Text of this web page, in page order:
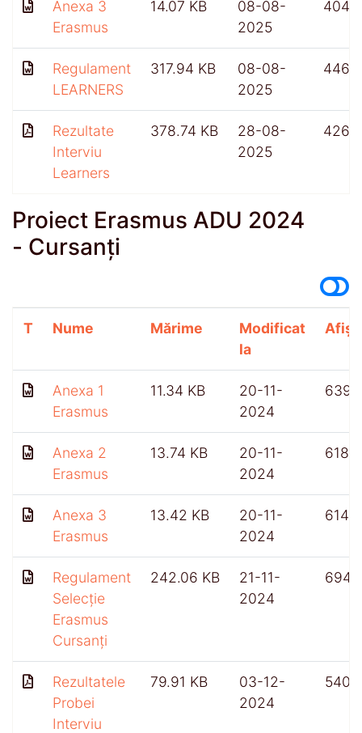
Anexa 3
Erasmus
14.07 KB
08-08-
2025
404
Regulament
LEARNERS
317.94 KB
08-08-
2025
446
Rezultate
Interviu
Learners
378.74 KB
28-08-
2025
426
Proiect Erasmus ADU 2024
- Cursanți
T Nume Mărime
Modificat
la
Anexa 1
Erasmus
11.34 KB
20-11-
2024
639
Anexa 2
Erasmus
13.74 KB
20-11-
2024
618
Anexa 3
Erasmus
13.42 KB
20-11-
2024
614
Regulament
Selecție
Erasmus
Cursanți
242.06 KB
21-11-
2024
694
Rezultatele
Probei
Interviu
79.91 KB
03-12-
2024
540